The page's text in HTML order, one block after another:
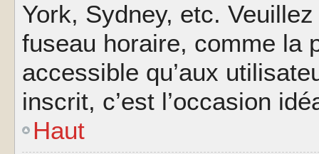
York, Sydney, etc.
fuseau horaire, comme la
accessible qu’aux
inscrit, c’est l’occasion
Haut